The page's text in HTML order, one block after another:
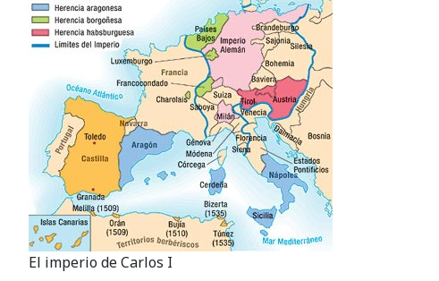
El imperio de Carlos I